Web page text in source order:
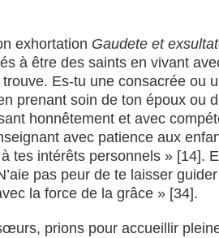
exhortation Gaudete et
à être des saints en vivant
Es-tu une consacrée ou
prenant soin de ton époux ou
honnêtement et avec
avec patience aux
tes intérêts personnels » [14].
pas peur de te laisser
la force de la grâce » [34].
prions pour accueillir